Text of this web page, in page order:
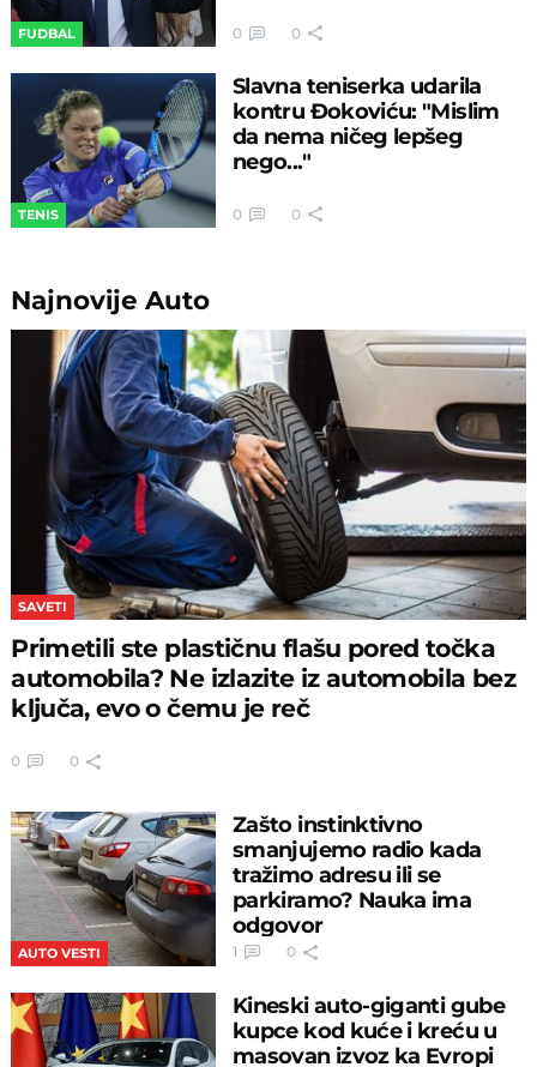
FUDBAL 0 0
TENIS
Slavna teniserka udarila
kontru Đokoviću: "Mislim
da nema ničeg lepšeg
nego..."
0 0
NajnovijeAuto
SAVETI
Primetili ste plastičnu flašu pored točka
automobila? Ne izlazite iz automobila bez
ključa, evo o čemu je reč
0 0
AUTO VESTI
Zašto instinktivno
smanjujemo radio kada
tražimo adresu ili se
parkiramo? Nauka ima
odgovor
1 0
Kineski auto-giganti gube
kupce kod kuće i kreću u
masovan izvoz ka Evropi